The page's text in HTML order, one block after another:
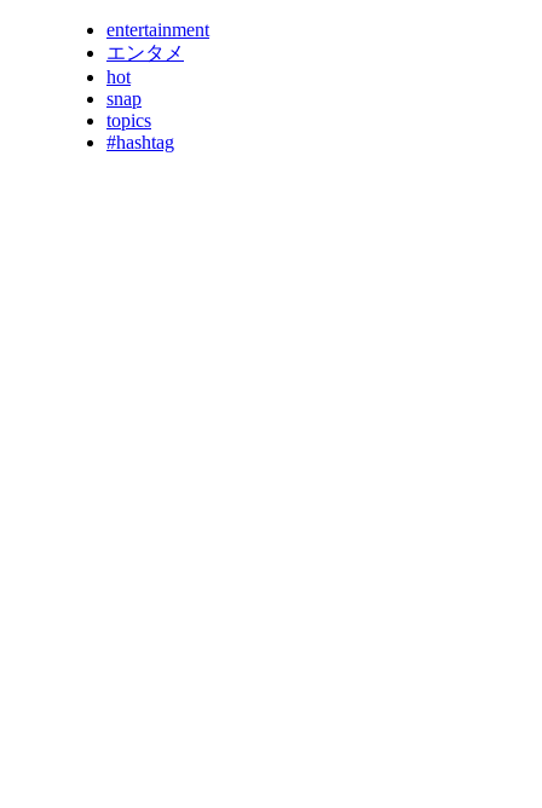
entertainment
エンタメ
hot
snap
topics
#hashtag